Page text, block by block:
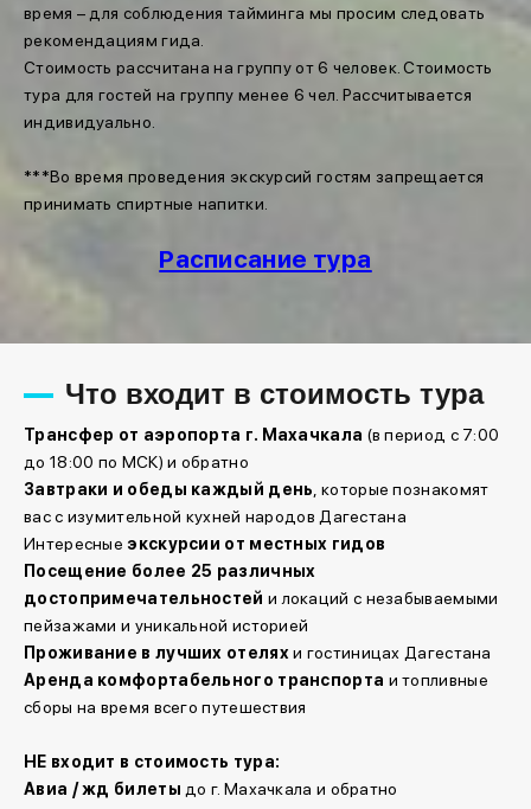
время – для соблюдения тайминга мы просим следовать
рекомендациям гида.
Стоимость рассчитана на группу от 6 человек. Стоимость
тура для гостей на группу менее 6 чел. Рассчитывается
индивидуально.
***Во время проведения экскурсий гостям запрещается
принимать спиртные напитки.
Расписание тура
Что входит в стоимость тура
Трансфер от аэропорта г. Махачкала (в период с 7:00
до 18:00 по МСК) и обратно
Завтраки и обеды каждый день , которые познакомят
вас с изумительной кухней народов Дагестана
Интересные экскурсии от местных гидов
Посещение более 25 различных
достопримечательностей и локаций с незабываемыми
пейзажами и уникальной историей
Проживание в лучших отелях и гостиницах Дагестана
Аренда комфортабельного транспорта и топливные
сборы на время всего путешествия
НЕ входит в стоимость тура:
Авиа / жд билеты до г. Махачкала и обратно